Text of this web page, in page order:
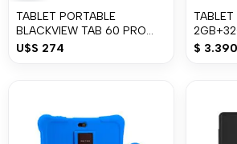
TABLET PORTABLE
BLACKVIEW TAB 60 PRO
128GB + 24GB
U$S 274
TABLET
$ 3.390